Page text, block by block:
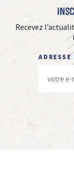
Recevez